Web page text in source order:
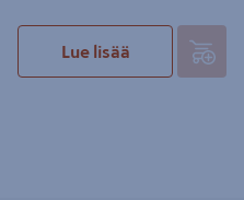
Lue lisää